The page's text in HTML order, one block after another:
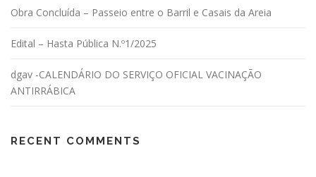
Obra Concluída – Passeio entre o Barril e Casais da Areia
Edital – Hasta Pública N.º1/2025
dgav -CALENDÁRIO DO SERVIÇO OFICIAL VACINAÇÃO
ANTIRRÁBICA
RECENT COMMENTS